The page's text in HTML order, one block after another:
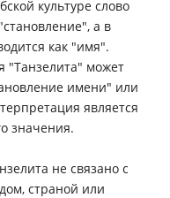
культуре слово
а в
как "имя".
"Танзелита" может
имени" или
является
значения.
не связано с
страной или